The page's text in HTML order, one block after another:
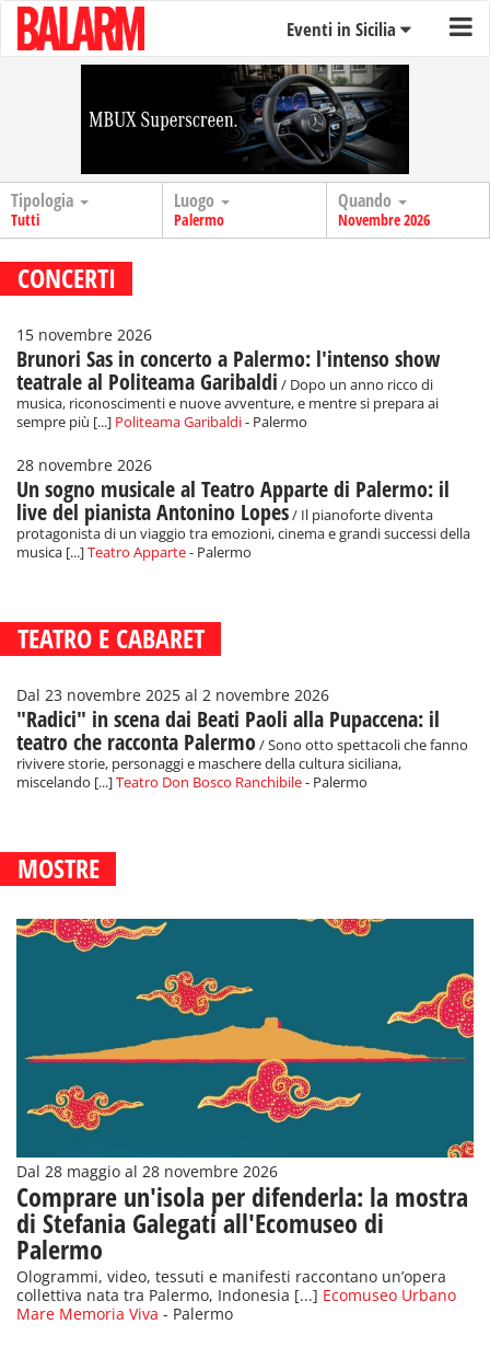
Eventi in Sicilia
Tipologia
Tutti
Luogo
Palermo
Quando
Novembre 2026
CONCERTI
15 novembre 2026
Brunori Sas in concerto a Palermo: l'intenso show
teatrale al Politeama Garibaldi / Dopo un anno ricco di
musica, riconoscimenti e nuove avventure, e mentre si prepara ai
sempre più [...] Politeama Garibaldi- Palermo
28 novembre 2026
Un sogno musicale al Teatro Apparte di Palermo: il
live del pianista Antonino Lopes/ Il pianoforte diventa
protagonista di un viaggio tra emozioni, cinema e grandi successi della
musica [...]Teatro Apparte- Palermo
TEATRO E CABARET
Dal 23 novembre 2025 al 2 novembre 2026
"Radici" in scena dai Beati Paoli alla Pupaccena: il
teatro che racconta Palermo/ Sono otto spettacoli che fanno
rivivere storie, personaggi e maschere della cultura siciliana,
miscelando [...]Teatro Don Bosco Ranchibile- Palermo
MOSTRE
Dal 28 maggio al 28 novembre 2026
Comprare un'isola per difenderla: la mostra
di Stefania Galegati all'Ecomuseo di
Palermo
Ologrammi, video, tessuti e manifesti raccontano un’opera
collettiva nata tra Palermo, Indonesia [...] Ecomuseo Urbano
Mare Memoria Viva - Palermo